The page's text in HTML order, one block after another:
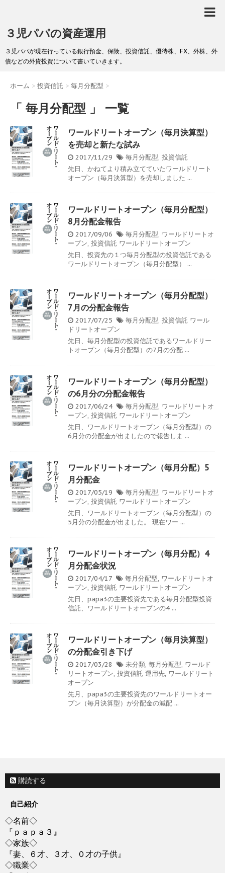
３児パパの資産運用
３児パパが現在行っている銀行預金、保険、投資信託、優待株、FX、外株、外
債などの外貨投資について書いていきます。
ホーム > 投資信託 > 毎月分配型 >
「 毎月分配型 」 一覧
ワールドリートオープン（毎月決算型）
を売却と新たな試み
2017/11/29 毎月分配型, 投資信託
先日、かねてより積み立てていたワールドリート
オープン（毎月決算型）を売却しました ...
ワールドリートオープン（毎月分配型）
8月分配金報告
2017/09/06 毎月分配型, ワールドリートオ
ープン, 投資信託 ワールドリートオープン
先日、投資先の１つ毎月分配型の投資信託である
ワールドリートオープン（毎月分配型） ...
ワールドリートオープン（毎月分配型）
7月の分配金報告
2017/07/25 毎月分配型, 投資信託 ワール
ドリートオープン
先日、毎月分配型の投資信託であるワールドリー
トオープン（毎月分配型）の7月の分配 ...
ワールドリートオープン（毎月分配型）
の6月分の分配金報告
2017/06/24 毎月分配型, ワールドリートオ
ープン, 投資信託 ワールドリートオープン
先日、ワールドリートオープン（毎月分配型）の
6月分の分配金が出ましたので報告しま ...
ワールドリートオープン（毎月分配）5
月分配金
2017/05/19 毎月分配型, ワールドリートオ
ープン, 投資信託 ワールドリートオープン
先日、ワールドリートオープン（毎月分配型）の
5月分の分配金が出ました。 現在ワー ...
ワールドリートオープン（毎月分配）4
月分配金状況
2017/04/17 毎月分配型, ワールドリートオ
ープン, 投資信託 ワールドリートオープン
先日、papa3の主要投資先である毎月分配型投資
信託、ワールドリートオープンの4 ...
ワールドリートオープン（毎月決算型）
の分配金引き下げ
2017/03/28 未分類, 毎月分配型, ワールド
リートオープン, 投資信託 運用先, ワールドリート
オープン
先月、papa3の主要投資先のワールドリートオー
プン（毎月決算型）が分配金の減配 ...
購読する
自己紹介
◇名前◇
『ｐａｐａ３』
◇家族◇
『妻、６才、３才、０才の子供』
◇職業◇